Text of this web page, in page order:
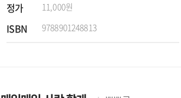
정가 11,000원
ISBN 9788901248813